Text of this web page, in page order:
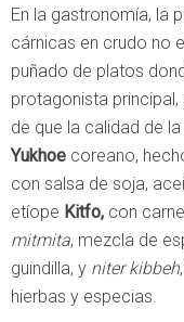
En la gastronomía, la
cárnicas en crudo no
puñado de platos
protagonista
de que la calidad de
Yukhoe coreano,
con salsa de soja,
etíope Kitfo, con
mitmita, mezcla de
guindilla, y niter kibbeh
hierbas y especias.